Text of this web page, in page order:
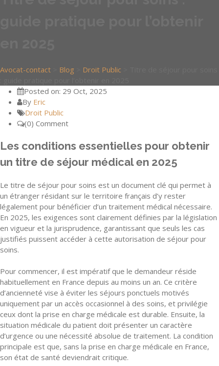
Avocat-contact Blog Droit Public
Posted on: 29 Oct, 2025
By Eric
Droit Public
(0) Comment
Les conditions essentielles pour obtenir
un titre de séjour médical en 2025
Le titre de séjour pour soins est un document clé qui permet à
un étranger résidant sur le territoire français d’y rester
légalement pour bénéficier d’un traitement médical nécessaire.
En 2025, les exigences sont clairement définies par la législation
en vigueur et la jurisprudence, garantissant que seuls les cas
justifiés puissent accéder à cette autorisation de séjour pour
soins.
Pour commencer, il est impératif que le demandeur réside
habituellement en France depuis au moins un an. Ce critère
d’ancienneté vise à éviter les séjours ponctuels motivés
uniquement par un accès occasionnel à des soins, et privilégie
ceux dont la prise en charge médicale est durable. Ensuite, la
situation médicale du patient doit présenter un caractère
d’urgence ou une nécessité absolue de traitement. La condition
principale est que, sans la prise en charge médicale en France,
son état de santé deviendrait critique.